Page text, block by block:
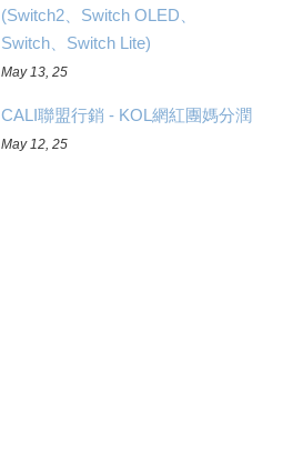
(Switch2、Switch OLED、
Switch、Switch Lite)
May 13, 25
CALI聯盟行銷 - KOL網紅團媽分潤
May 12, 25